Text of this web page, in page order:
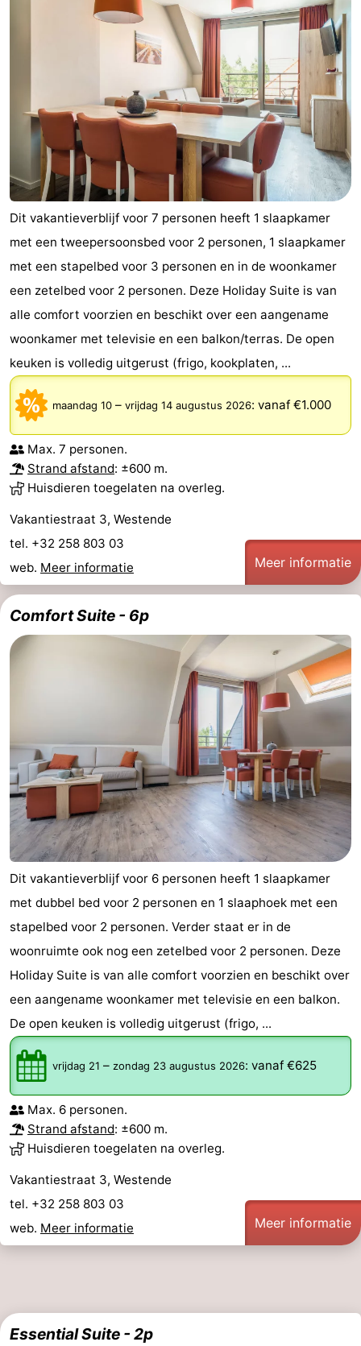
Middelkerke
Westende
-
Oostduinkerke
Koksijde
-
Panne
Natuur
Westhoek
Weer
Contact
Dit vakantieverblijf voor 7 personen heeft 1 slaapkamer
met een tweepersoonsbed voor 2 personen, 1 slaapkamer
met een stapelbed voor 3 personen en in de woonkamer
een zetelbed voor 2 personen. Deze Holiday Suite is van
alle comfort voorzien en beschikt over een aangename
woonkamer met televisie en een balkon/terras. De open
keuken is volledig uitgerust (frigo, kookplaten, ...
maandag 10 – vrijdag 14 augustus 2026: vanaf €1.000
Max. 7 personen.
Strand afstand: ±600 m.
Huisdieren toegelaten na overleg.
Vakantiestraat 3, Westende
tel. +32 258 803 03
web. Meer informatie Meer informatie
Comfort Suite - 6p
Dit vakantieverblijf voor 6 personen heeft 1 slaapkamer
met dubbel bed voor 2 personen en 1 slaaphoek met een
stapelbed voor 2 personen. Verder staat er in de
woonruimte ook nog een zetelbed voor 2 personen. Deze
Holiday Suite is van alle comfort voorzien en beschikt over
een aangename woonkamer met televisie en een balkon.
De open keuken is volledig uitgerust (frigo, ...
vrijdag 21 – zondag 23 augustus 2026: vanaf €625
Max. 6 personen.
Strand afstand: ±600 m.
Huisdieren toegelaten na overleg.
Vakantiestraat 3, Westende
tel. +32 258 803 03
web. Meer informatie Meer informatie
Essential Suite - 2p